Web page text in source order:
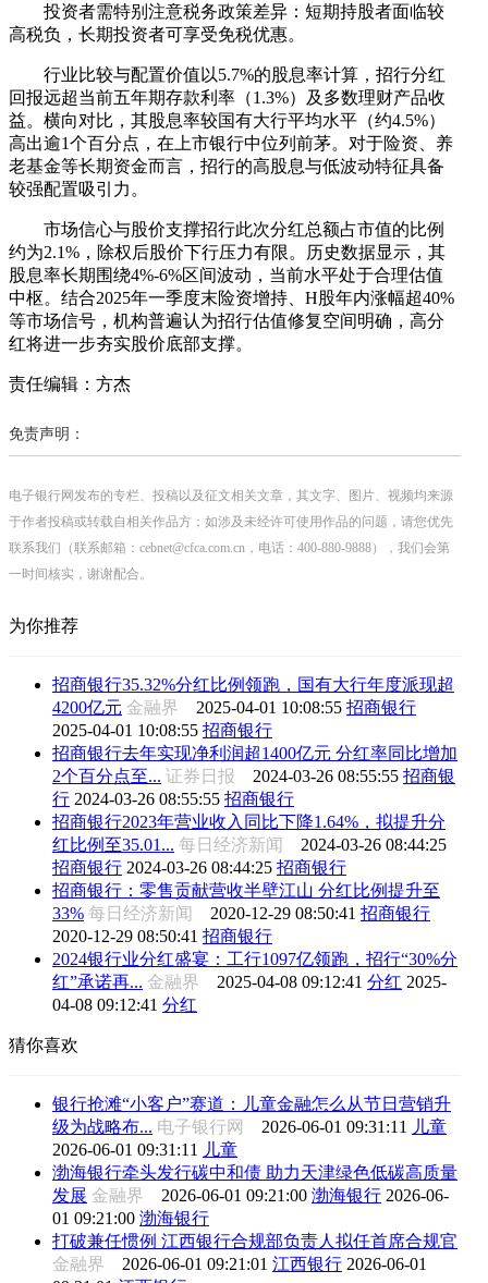
投资者需特别注意税务政策差异：短期持股者面临较
高税负，长期投资者可享受免税优惠。
行业比较与配置价值以5.7%的股息率计算，招行分红
回报远超当前五年期存款利率（1.3%）及多数理财产品收
益。横向对比，其股息率较国有大行平均水平（约4.5%）
高出逾1个百分点，在上市银行中位列前茅。对于险资、养
老基金等长期资金而言，招行的高股息与低波动特征具备
较强配置吸引力。
市场信心与股价支撑招行此次分红总额占市值的比例
约为2.1%，除权后股价下行压力有限。历史数据显示，其
股息率长期围绕4%-6%区间波动，当前水平处于合理估值
中枢。结合2025年一季度末险资增持、H股年内涨幅超40%
等市场信号，机构普遍认为招行估值修复空间明确，高分
红将进一步夯实股价底部支撑。
责任编辑：方杰
免责声明：
电子银行网发布的专栏、投稿以及征文相关文章，其文字、图片、视频均来源
于作者投稿或转载自相关作品方；如涉及未经许可使用作品的问题，请您优先
联系我们（联系邮箱：cebnet@cfca.com.cn，电话：400-880-9888），我们会第
一时间核实，谢谢配合。
为你推荐
招商银行35.32%分红比例领跑，国有大行年度派现超
4200亿元 金融界 2025-04-01 10:08:55 招商银行
2025-04-01 10:08:55 招商银行
招商银行去年实现净利润超1400亿元 分红率同比增加
2个百分点至... 证券日报 2024-03-26 08:55:55 招商银
行 2024-03-26 08:55:55 招商银行
招商银行2023年营业收入同比下降1.64%，拟提升分
红比例至35.01... 每日经济新闻 2024-03-26 08:44:25
招商银行 2024-03-26 08:44:25 招商银行
招商银行：零售贡献营收半壁江山 分红比例提升至
33% 每日经济新闻 2020-12-29 08:50:41 招商银行
2020-12-29 08:50:41 招商银行
2024银行业分红盛宴：工行1097亿领跑，招行“30%分
红”承诺再... 金融界 2025-04-08 09:12:41 分红 2025-
04-08 09:12:41 分红
猜你喜欢
银行抢滩“小客户”赛道：儿童金融怎么从节日营销升
级为战略布... 电子银行网 2026-06-01 09:31:11
儿童
2026-06-01 09:31:11
儿童
渤海银行牵头发行碳中和债 助力天津绿色低碳高质量
发展 金融界 2026-06-01 09:21:00 渤海银行 2026-06-
01 09:21:00 渤海银行
打破兼任惯例 江西银行合规部负责人拟任首席合规官
金融界 2026-06-01 09:21:01 江西银行 2026-06-01